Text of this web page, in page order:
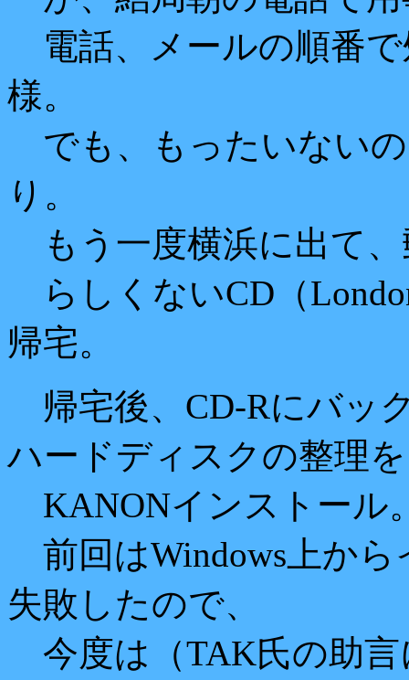
電話、メールの順番
様。
でも、もったいない
り。
もう一度横浜に出て
らしくないCD（
帰宅。
帰宅後、CD-Rにバッ
ハードディスクの整理
KANONインストール
前回はWindows上か
失敗したので、
今度は（TAK氏の助言